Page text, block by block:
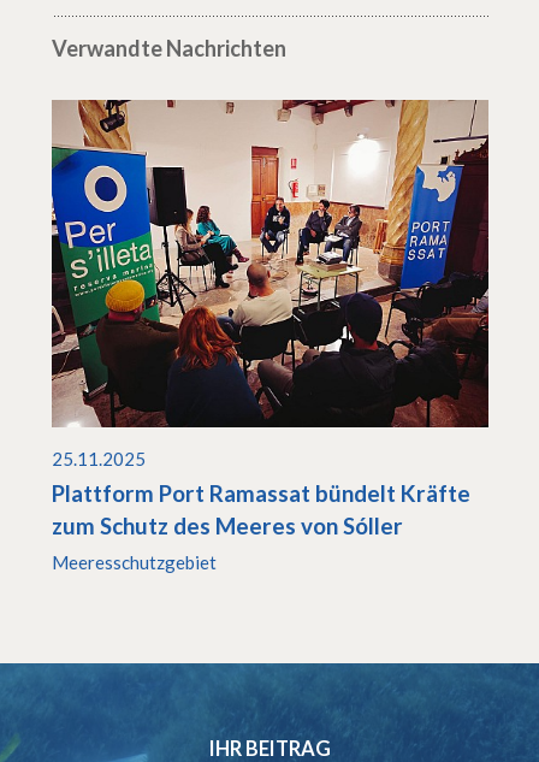
Verwandte Nachrichten
25.11.2025
Plattform Port Ramassat bündelt Kräfte
zum Schutz des Meeres von Sóller
Meeresschutzgebiet
IHR BEITRAG